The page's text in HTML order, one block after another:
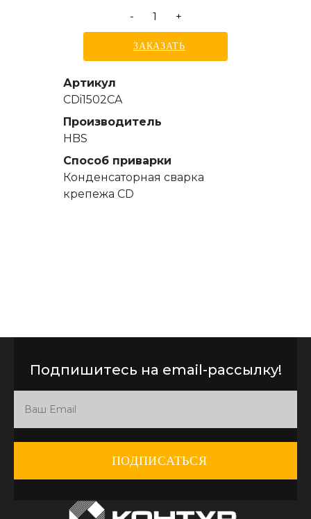
-
+
ЗАКАЗАТЬ
Артикул
CDi1502CA
Производитель
HBS
Способ приварки
Конденсаторная сварка
крепежа CD
Подпишитесь на email-рассылку!
ПОДПИСАТЬСЯ